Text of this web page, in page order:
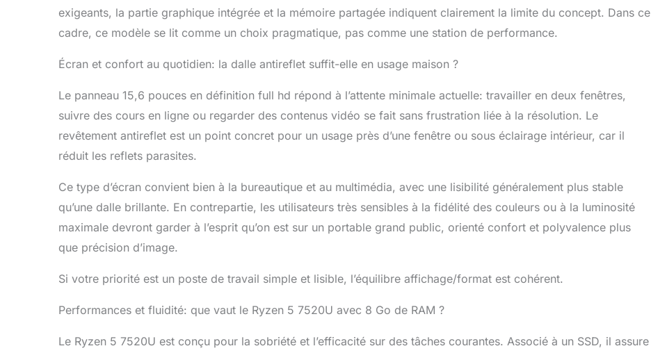
exigeants, la partie graphique intégrée et la mémoire partagée indiquent clairement la limite du concept. Dans ce
cadre, ce modèle se lit comme un choix pragmatique, pas comme une station de performance.
Écran et confort au quotidien: la dalle antireflet suffit-elle en usage maison ?
Le panneau 15,6 pouces en définition full hd répond à l’attente minimale actuelle: travailler en deux fenêtres,
suivre des cours en ligne ou regarder des contenus vidéo se fait sans frustration liée à la résolution. Le
revêtement antireflet est un point concret pour un usage près d’une fenêtre ou sous éclairage intérieur, car il
réduit les reflets parasites.
Ce type d’écran convient bien à la bureautique et au multimédia, avec une lisibilité généralement plus stable
qu’une dalle brillante. En contrepartie, les utilisateurs très sensibles à la fidélité des couleurs ou à la luminosité
maximale devront garder à l’esprit qu’on est sur un portable grand public, orienté confort et polyvalence plus
que précision d’image.
Si votre priorité est un poste de travail simple et lisible, l’équilibre affichage/format est cohérent.
Performances et fluidité: que vaut le Ryzen 5 7520U avec 8 Go de RAM ?
Le Ryzen 5 7520U est conçu pour la sobriété et l’efficacité sur des tâches courantes. Associé à un SSD, il assure